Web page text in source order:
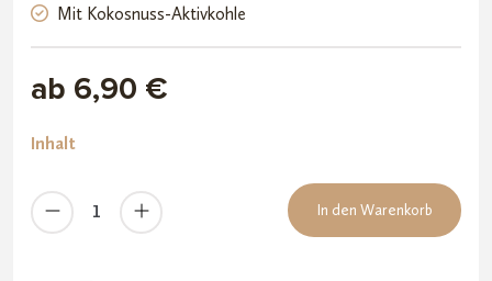
ngenMit Kokosnuss-Aktivkohle
ab 6,90 €
Inhalt
Hybrid
Supreme
In den Warenkorb